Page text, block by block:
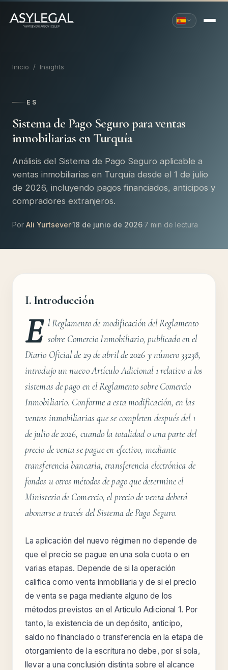
Inicio / Insights
ES
Sistema de Pago Seguro para ventas
inmobiliarias en Turquía
Análisis del Sistema de Pago Seguro aplicable a
ventas inmobiliarias en Turquía desde el 1 de julio
de 2026, incluyendo pagos financiados, anticipos y
compradores extranjeros.
Por Ali Yurtsever·18 de junio de 2026·7 min de lectura
I. Introducción
E l Reglamento de modificación del Reglamento
sobre Comercio Inmobiliario, publicado en el
Diario Oficial de 29 de abril de 2026 y número 33238,
introdujo un nuevo Artículo Adicional 1 relativo a los
sistemas de pago en el Reglamento sobre Comercio
Inmobiliario. Conforme a esta modificación, en las
ventas inmobiliarias que se completen después del 1
de julio de 2026, cuando la totalidad o una parte del
precio de venta se pague en efectivo, mediante
transferencia bancaria, transferencia electrónica de
fondos u otros métodos de pago que determine el
Ministerio de Comercio, el precio de venta deberá
abonarse a través del Sistema de Pago Seguro.
La aplicación del nuevo régimen no depende de
que el precio se pague en una sola cuota o en
varias etapas. Depende de si la operación
califica como venta inmobiliaria y de si el precio
de venta se paga mediante alguno de los
métodos previstos en el Artículo Adicional 1. Por
tanto, la existencia de un depósito, anticipo,
saldo no financiado o transferencia en la etapa de
otorgamiento de la escritura no debe, por sí sola,
llevar a una conclusión distinta sobre el alcance